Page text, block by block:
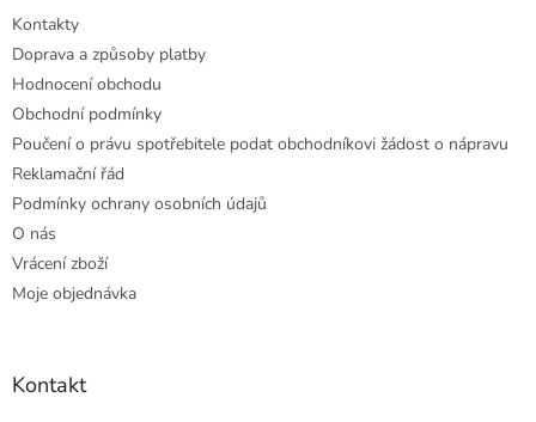
Kontakty
Doprava a způsoby platby
Hodnocení obchodu
Obchodní podmínky
Poučení o právu spotřebitele podat obchodníkovi žádost o nápravu
Reklamační řád
Podmínky ochrany osobních údajů
O nás
Vrácení zboží
Moje objednávka
Kontakt